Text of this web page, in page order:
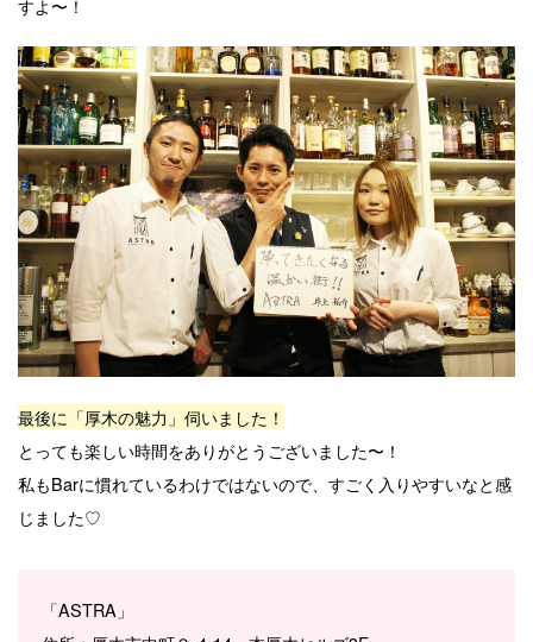
最後に「厚木の魅力」伺いました！
とっても楽しい時間をありがとうございました〜！
私もBarに慣れているわけではないので、すごく入りやすいなと感
じました♡
「ASTRA」